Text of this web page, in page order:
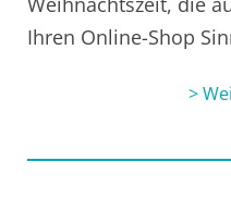
Ihren Online-Shop
>